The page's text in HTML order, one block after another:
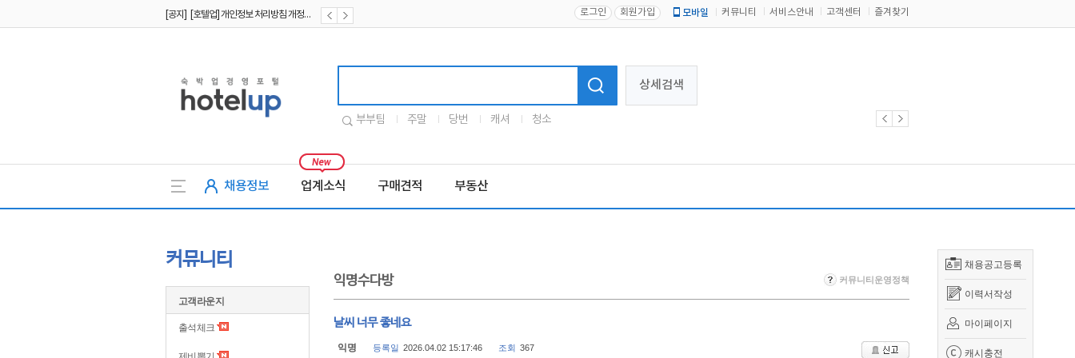
[공지] [호텔업] 개인정보 처리방침 개정본2 (19.09.02) 로그인 회원가입 모바일 커뮤니티 서비스안내 고객센터 즐겨찾기
상세검색
부부팀 주말 당번 캐셔 청소
채용정보 업계소식 구매견적 부동산
채용공고등록
이력서작성
마이페이지
캐시충전
커뮤니티
고객라운지
출석체크
익명수다방 커뮤니티운영정책
날씨 너무 좋네요
익명 등록일 2026.04.02 15:17:46 조회 367